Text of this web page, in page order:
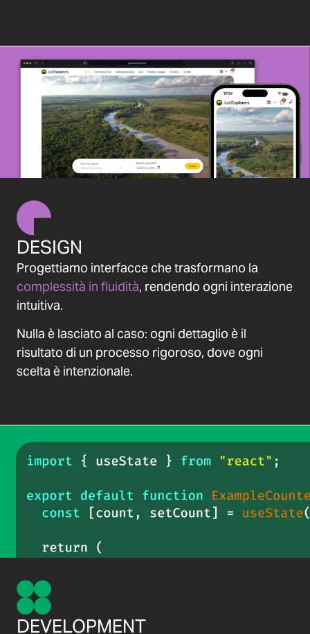
DESIGN
Progettiamo interfacce che trasformano la
complessità in fluidità, rendendo ogni interazione
intuitiva.
Nulla è lasciato al caso: ogni dettaglio è il
risultato di un processo rigoroso, dove ogni
scelta è intenzionale.
DEVELOPMENT